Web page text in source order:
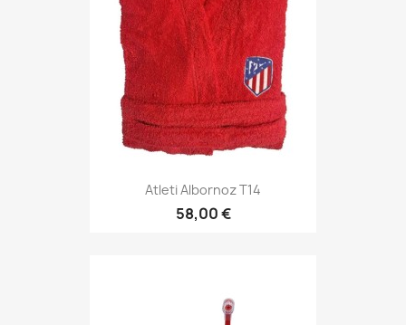
Atleti Albornoz T14
58,00 €